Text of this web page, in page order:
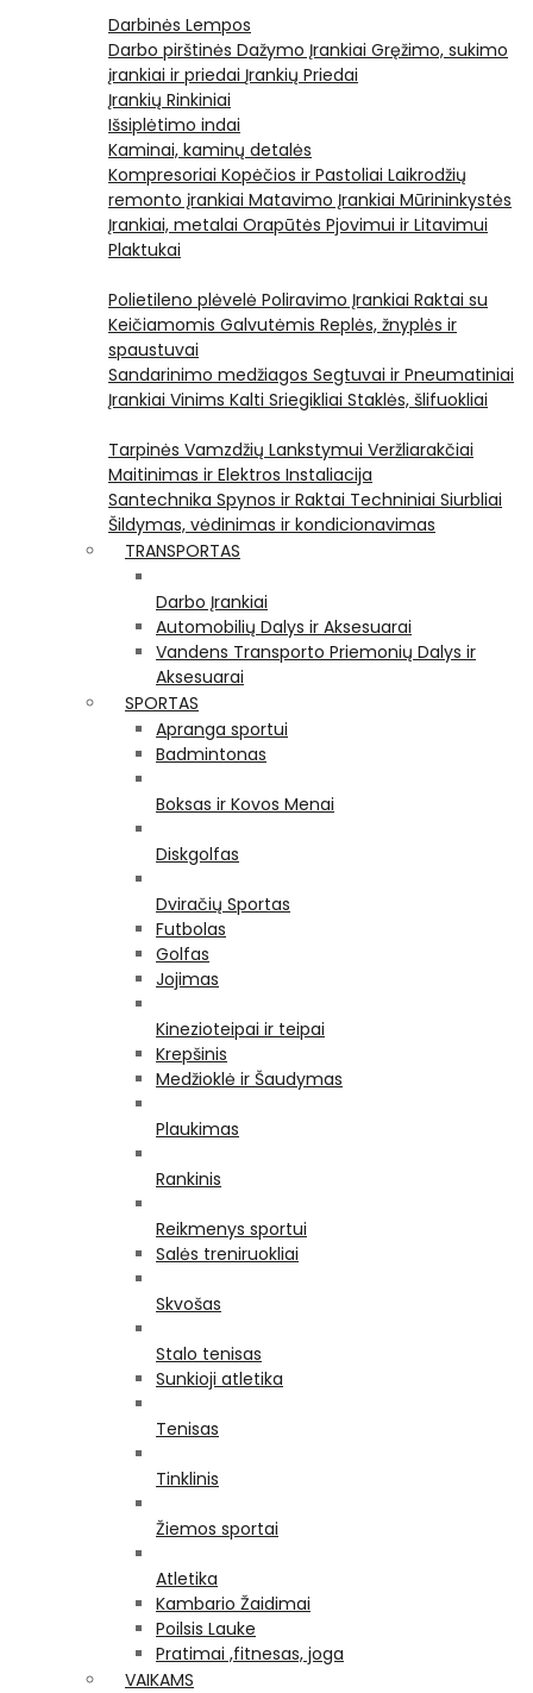
Darbinės Lempos
Darbo pirštinės Dažymo Įrankiai Gręžimo, sukimo
įrankiai ir priedai Įrankių Priedai
Įrankių Rinkiniai
Išsiplėtimo indai
Kaminai, kaminų detalės
Kompresoriai Kopėčios ir Pastoliai Laikrodžių
remonto įrankiai Matavimo Įrankiai Mūrininkystės
Įrankiai, metalai Orapūtės Pjovimui ir Litavimui
Plaktukai
Polietileno plėvelė Poliravimo Įrankiai Raktai su
Keičiamomis Galvutėmis Replės, žnyplės ir
spaustuvai
Sandarinimo medžiagos Segtuvai ir Pneumatiniai
Įrankiai Vinims Kalti Sriegikliai Staklės, šlifuokliai
Tarpinės Vamzdžių Lankstymui Veržliarakčiai
Maitinimas ir Elektros Instaliacija
Santechnika Spynos ir Raktai Techniniai Siurbliai
Šildymas, vėdinimas ir kondicionavimas
TRANSPORTAS
Darbo Įrankiai
Automobilių Dalys ir Aksesuarai
Vandens Transporto Priemonių Dalys ir
Aksesuarai
SPORTAS
Apranga sportui
Badmintonas
Boksas ir Kovos Menai
Diskgolfas
Dviračių Sportas
Futbolas
Golfas
Jojimas
Kinezioteipai ir teipai
Krepšinis
Medžioklė ir Šaudymas
Plaukimas
Rankinis
Reikmenys sportui
Salės treniruokliai
Skvošas
Stalo tenisas
Sunkioji atletika
Tenisas
Tinklinis
Žiemos sportai
Atletika
Kambario Žaidimai
Poilsis Lauke
Pratimai ,fitnesas, joga
VAIKAMS